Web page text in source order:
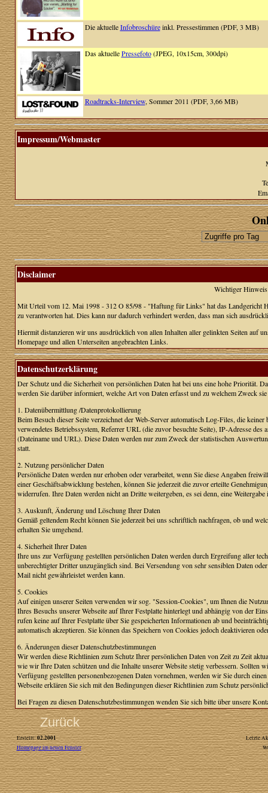
Die aktuelleInfobroschüreinkl. Pressestimmen (PDF, 3 MB)
Das aktuellePressefoto(JPEG, 10x15cm, 300dpi)
Roadtracks-Interview, Sommer 2011 (PDF, 3,66 MB)
Impressum/Webmaster
Disclaimer
Wichtiger
Mit Urteil vom 12. Mai 1998 - 312 O 85/98 - "Haftung für Links" hat das Landgericht
zu verantworten hat. Dies kann nur dadurch verhindert werden, dass man sich
Hiermit distanzieren wir uns ausdrücklich von allen Inhalten aller gelinkten Seiten auf
Homepage und allen Unterseiten angebrachten Links.
Datenschutzerklärung
Der Schutz und die Sicherheit von persönlichen Daten hat bei uns eine hohe Priorität.
werden Sie darüber informiert, welche Art von Daten erfasst und zu welchem Zweck
1. Datenübermittlung /Datenprotokollierung
Beim Besuch dieser Seite verzeichnet der Web-Server automatisch Log-Files, die
verwendetes Betriebssystem, Referrer URL (die zuvor besuchte Seite), IP-Adresse
(Dateiname und URL). Diese Daten werden nur zum Zweck der statistischen
statt.
2. Nutzung persönlicher Daten
Persönliche Daten werden nur erhoben oder verarbeitet, wenn Sie diese Angaben
einer Geschäftsabwicklung bestehen, können Sie jederzeit die zuvor erteilte
widerrufen. Ihre Daten werden nicht an Dritte weitergeben, es sei denn, eine
3. Auskunft, Änderung und Löschung Ihrer Daten
Gemäß geltendem Recht können Sie jederzeit bei uns schriftlich nachfragen, ob und
erhalten Sie umgehend.
4. Sicherheit Ihrer Daten
Ihre uns zur Verfügung gestellten persönlichen Daten werden durch Ergreifung aller
unberechtigter Dritter unzugänglich sind. Bei Versendung von sehr sensiblen Daten
Mail nicht gewährleistet werden kann.
5. Cookies
Auf einigen unserer Seiten verwenden wir sog. "Session-Cookies", um Ihnen die
Ihres Besuchs unserer Webseite auf Ihrer Festplatte hinterlegt und abhängig von der
rufen keine auf Ihrer Festplatte über Sie gespeicherten Informationen ab und
automatisch akzeptieren. Sie können das Speichern von Cookies jedoch deaktivieren
6. Änderungen dieser Datenschutzbestimmungen
Wir werden diese Richtlinien zum Schutz Ihrer persönlichen Daten von Zeit zu Zeit
wie wir Ihre Daten schützen und die Inhalte unserer Website stetig verbessern. Sollten
Verfügung gestellten personenbezogenen Daten vornehmen, werden wir Sie durch
Webseite erklären Sie sich mit den Bedingungen dieser Richtlinien zum Schutz
Bei Fragen zu diesen Datenschutzbestimmungen wenden Sie sich bitte über unsere
Zurück
Erstellt:02.2001
Letzte
Homepage im neuen Fenster